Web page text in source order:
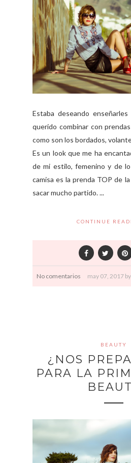
Estaba deseando
querido combinar con
como son los bordados,
Es un look que me ha
de mi estilo, femenino y de
camisa es la prenda TOP de
sacar mucho partido. ...
CONTINUE
No comentarios may 07, 2017 by
BEAUTY
¿NOS
PARA LA